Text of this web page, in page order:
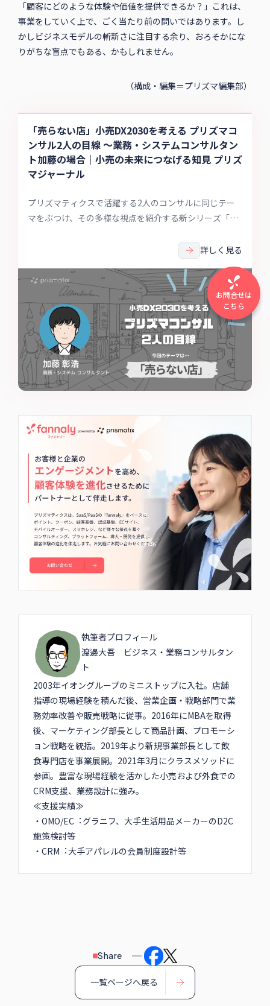
いる可能性もあり得るからです。
事業計画の出発点である「顧客への提供価値」を突き詰め、
な構築プロセスこそが、あるべき姿なのではないでしょう
「顧客にどのような体験や価値を提供できるか？」これは、
事業をしていく上で、ごく当たり前の問いではあります。し
かしビジネスモデルの斬新さに注目する余り、おろそかにな
りがちな盲点でもある、かもしれません。
（構成・編集＝プリズマ編集部）
「売らない店」小売DX2030を考える プリズマコ
ンサル2人の目線 〜業務・システムコンサルタン
ト加藤の場合｜小売の未来につなげる知見 プリズ
マジャーナル
プリズマティクスで活躍する2人のコンサルに同じテー
マをぶつけ、その多様な視点を紹介する新シリーズ「小
売DX2030を考える プリズマコンサル2人の目線」。今回
のテーマは、EC化率の向上やD2Cブランドの勃興を背景
に小売関係者から注目されている「売らない店舗」。業
す。
詳しく見る
執筆者プロフィール
渡邊⼤吾 ビジネス・業務コンサルタン
ト
2003年イオングループのミニストップに⼊社。店舗
指導の現場経験を積んだ後、営業企画・戦略部⾨で業
務効率改善や販売戦略に従事。2016年にMBAを取得
後、マーケティング部⻑として商品計画、プロモーシ
・OMO/EC︓グラニフ、⼤⼿⽣活⽤品メーカーのD2C
・CRM︓⼤⼿アパレルの会員制度設計等
お問合せは
こちら